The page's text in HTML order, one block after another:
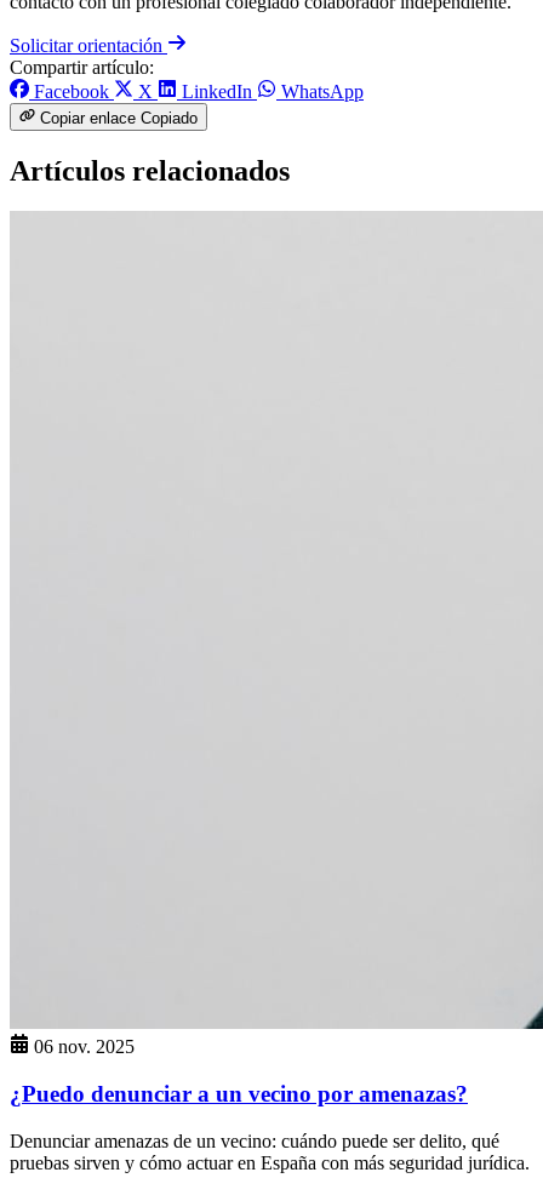
Solicitar orientación
Compartir artículo:
Facebook
X LinkedIn WhatsApp
Copiar enlace Copiado
Artículos relacionados
06 nov. 2025
¿Puedo denunciar a un vecino por amenazas?
Denunciar amenazas de un vecino: cuándo puede ser delito, qué
pruebas sirven y cómo actuar en España con más seguridad jurídica.